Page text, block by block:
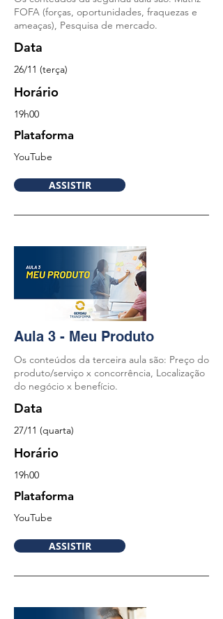
FOFA (forças, oportunidades, fraquezas e
ameaças), Pesquisa de mercado.
Data
26/11 (terça)
Horário
19h00
Plataforma
YouTube
ASSISTIR
Aula 3 - Meu Produto
Os conteúdos da terceira aula são: Preço do
produto/serviço x concorrência, Localização
do negócio x benefício.
Data
27/11 (quarta)
Horário
19h00
Plataforma
YouTube
ASSISTIR